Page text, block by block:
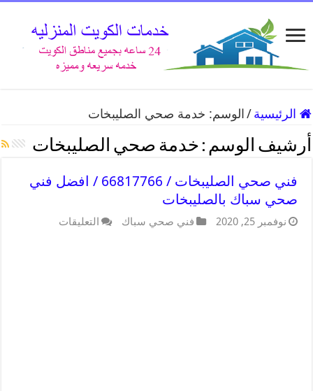
الرئيسية / الوسم: خدمة صحي الصليبخات
أرشيف الوسم : خدمة صحي الصليبخات
فني صحي الصليبخات / 66817766 / افضل فني
صحي سباك بالصليبخات
نوفمبر 25, 2020 فني صحي سباك التعليقات